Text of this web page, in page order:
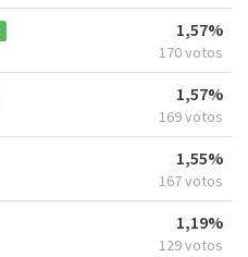
1,57%
170 votos
1,57%
169 votos
1,55%
167 votos
1,19%
129 votos